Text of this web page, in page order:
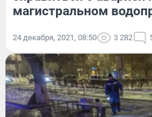
магистральном
24 декабря, 2021, 08:50 3 282